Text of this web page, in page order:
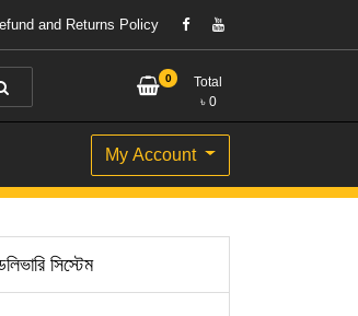
and Returns Policy
0
Total
৳ 0
My Account
সিস্টেম